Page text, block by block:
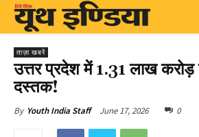
ताज़ा खबरें
उत्तर प्रदेश में ₹1.31 लाख
दस्तक!
By Youth India Staff June 17, 2026 0